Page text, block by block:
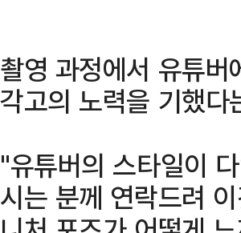
촬영 과정에서 유튜
각고의 노력을 기했
"유튜버의 스타일이
시는 분께 연락드려